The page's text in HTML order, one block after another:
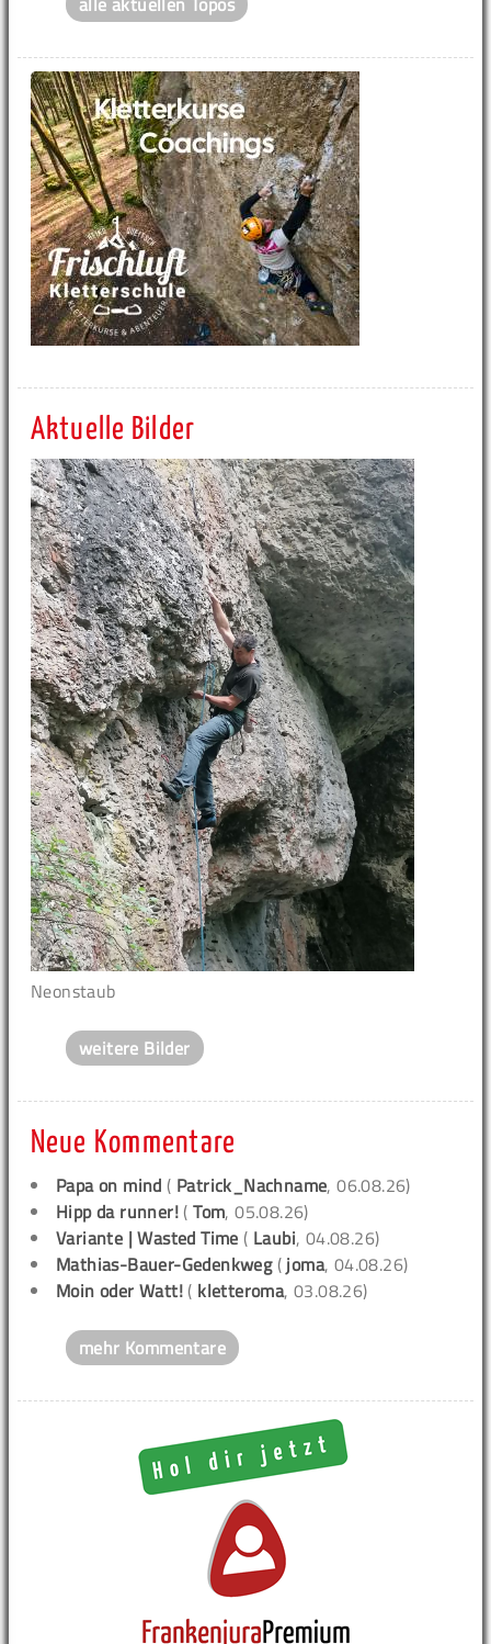
Aktuelle Bilder
Neonstaub
weitere Bilder
Neue Kommentare
Papa on mind ( Patrick_Nachname, 06.08.26)
Hipp da runner! (Tom, 05.08.26)
Variante | Wasted Time ( Laubi, 04.08.26)
Mathias-Bauer-Gedenkweg( joma, 04.08.26)
Moin oder Watt! ( kletteroma, 03.08.26)
mehr Kommentare